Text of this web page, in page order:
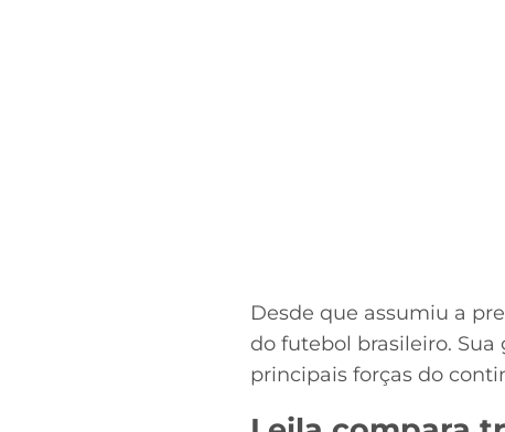
Desde que assumiu a
do futebol brasileiro.
principais forças do